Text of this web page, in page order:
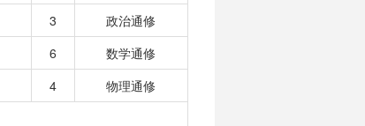
3
政治通修
6
数学通修
4 物理通修